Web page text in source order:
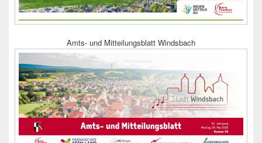
Amts- und Mitteilungsblatt Windsbach